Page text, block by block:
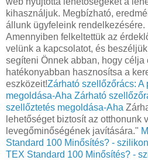
kihasználjuk. Megbízható,
állunk ügyfeleink rendelkezésére.
Amennyiben felkeltettük az
velünk a kapcsolatot, és
segíteni Önnek abban, hogy célja
hatékonyabban hasznosítsa a
eszközeit!Zárható szellőzőrács:
megoldása-Aha Zárható
szellőztetés megoldása-Aha
lehetőséget biztosít az otthonunk
levegőminőségének javítására."
Standard 100 Minősítés? -
TEX Standard 100 Minősítés? -